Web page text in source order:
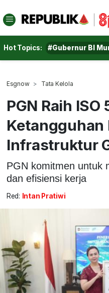
Hot Topics: #Gubernur BI
Esgnow Tata Kelola
PGN Raih
Ketangguhan
Infrastruktur
PGN komitmen untuk
dan efisiensi kerja
Red: Intan Pratiwi